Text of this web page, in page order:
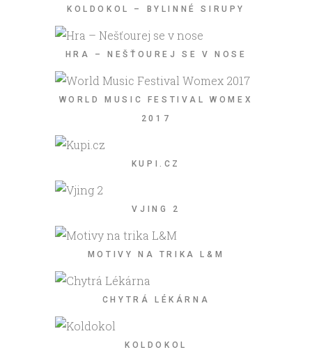
KOLDOKOL – BYLINNÉ SIRUPY
HRA – NEŠŤOUREJ SE V NOSE
WORLD MUSIC FESTIVAL WOMEX
2017
KUPI.CZ
VJING 2
MOTIVY NA TRIKA L&M
CHYTRÁ LÉKÁRNA
KOLDOKOL